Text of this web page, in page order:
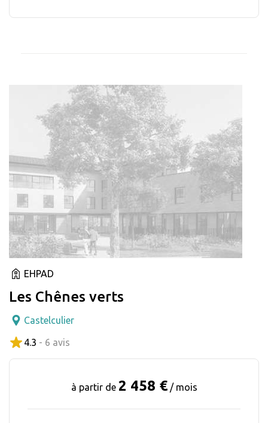
EHPAD
Les Chênes verts
Castelculier
4.3 - 6 avis
à partir de 2 458 € / mois